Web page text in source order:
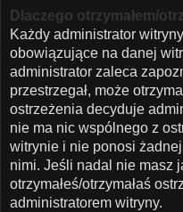
Dlaczego otrzymałem/
Każdy administrator
obowiązujące na danej
administrator zaleca
przestrzegał, może
ostrzeżenia decyduje
nie ma nic wspólnego z
witrynie i nie ponosi
nimi. Jeśli nadal nie masz
otrzymałeś/otrzymałaś
administratorem witryny.